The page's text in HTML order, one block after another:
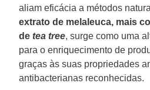
aliam eficácia a métodos
extrato de melaleuca, mais
de tea tree, surge como uma
para o enriquecimento de
graças às suas propriedades
antibacterianas reconhecidas.